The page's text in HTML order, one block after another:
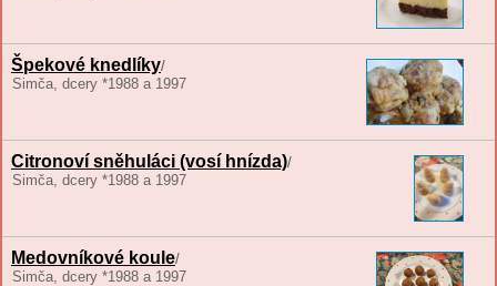
Špekové knedlíky/
Simča, dcery *1988 a 1997
Citronoví sněhuláci (vosí hnízda)/
Simča, dcery *1988 a 1997
Medovníkové koule/
Simča, dcery *1988 a 1997